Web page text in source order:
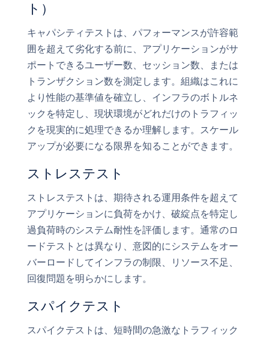
ト）
キャパシティテストは、パフォーマンスが許容範
囲を超えて劣化する前に、アプリケーションがサ
ポートできるユーザー数、セッション数、または
トランザクション数を測定します。組織はこれに
より性能の基準値を確立し、インフラのボトルネ
ックを特定し、現状環境がどれだけのトラフィッ
クを現実的に処理できるか理解します。スケール
アップが必要になる限界を知ることができます。
ストレステスト
ストレステストは、期待される運用条件を超えて
アプリケーションに負荷をかけ、破綻点を特定し
過負荷時のシステム耐性を評価します。通常のロ
ードテストとは異なり、意図的にシステムをオー
バーロードしてインフラの制限、リソース不足、
回復問題を明らかにします。
スパイクテスト
スパイクテストは、短時間の急激なトラフィック